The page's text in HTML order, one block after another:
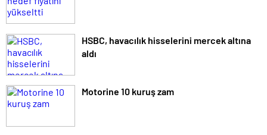
HSBC, havacılık hisselerini mercek altına
aldı
Motorine 10 kuruş zam